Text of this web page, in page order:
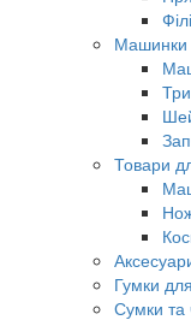
Машинки
Товари
Гумки
Сумки та